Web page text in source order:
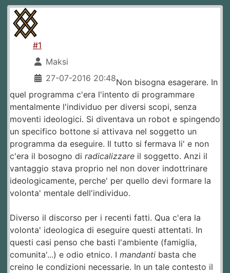
#1
Maksi
27-07-2016 20:48Non bisogna esagerare. In
quel programma c'era l'intento di programmare
mentalmente l'individuo per diversi scopi, senza
moventi ideologici. Si diventava un robot e spingendo
un specifico bottone si attivava nel soggetto un
programma da eseguire. Il tutto si fermava li' e non
c'era il bosogno di radicalizzare il soggetto. Anzi il
vantaggio stava proprio nel non dover indottrinare
ideologicamente, perche' per quello devi formare la
volonta' mentale dell'individuo.
Diverso il discorso per i recenti fatti. Qua c'era la
volonta' ideologica di eseguire questi attentati. In
questi casi penso che basti l'ambiente (famiglia,
comunita'...) e odio etnico. I mandanti basta che
creino le condizioni necessarie. In un tale contesto il